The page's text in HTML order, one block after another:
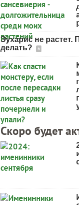
Эухарис не растет.
делать?
6
Скоро будет